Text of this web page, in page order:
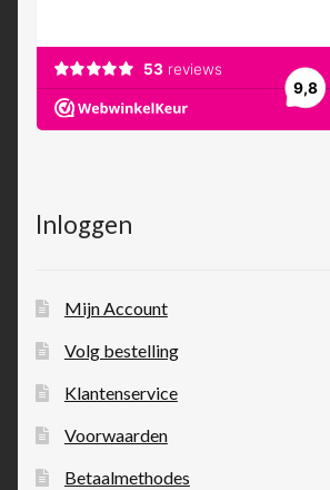
Inloggen
Mijn Account
Volg bestelling
Klantenservice
Voorwaarden
Betaalmethodes